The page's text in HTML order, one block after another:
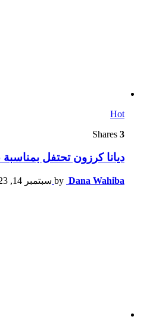
Hot
3
ديانا كرزون تحتفل
by Dana Wahiba سبتمبر 14, 2023, 2:39 م